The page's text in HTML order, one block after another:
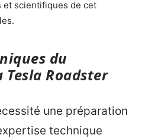
et scientifiques de cet
du
Roadster
une préparation
technique